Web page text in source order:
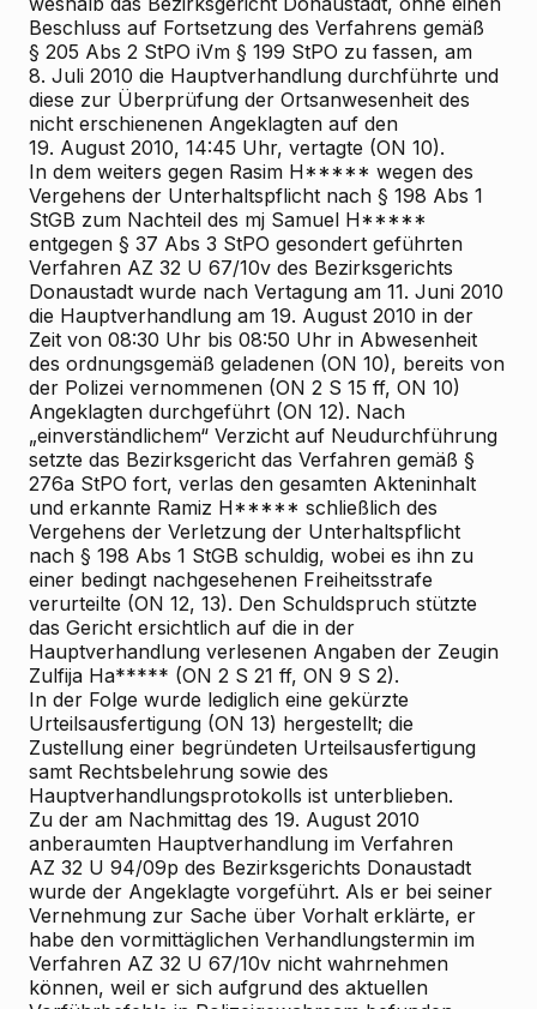
Beschluss auf Fortsetzung des Verfahrens gemäß
§ 205 Abs 2 StPO iVm § 199 StPO zu fassen, am
8. Juli 2010 die Hauptverhandlung durchführte und
diese zur Überprüfung der Ortsanwesenheit des
nicht erschienenen Angeklagten auf den
19. August 2010, 14:45 Uhr, vertagte (ON 10).
In dem weiters gegen Rasim H***** wegen des
Vergehens der Unterhaltspflicht nach § 198 Abs 1
StGB zum Nachteil des mj Samuel H*****
entgegen § 37 Abs 3 StPO gesondert geführten
Verfahren AZ 32 U 67/10v des Bezirksgerichts
Donaustadt wurde nach Vertagung am 11. Juni 2010
die Hauptverhandlung am 19. August 2010 in der
Zeit von 08:30 Uhr bis 08:50 Uhr in Abwesenheit
des ordnungsgemäß geladenen (ON 10), bereits von
der Polizei vernommenen (ON 2 S 15 ff, ON 10)
Angeklagten durchgeführt (ON 12). Nach
„einverständlichem“ Verzicht auf Neudurchführung
setzte das Bezirksgericht das Verfahren gemäß §
276a StPO fort, verlas den gesamten Akteninhalt
und erkannte Ramiz H***** schließlich des
Vergehens der Verletzung der Unterhaltspflicht
nach § 198 Abs 1 StGB schuldig, wobei es ihn zu
einer bedingt nachgesehenen Freiheitsstrafe
verurteilte (ON 12, 13). Den Schuldspruch stützte
das Gericht ersichtlich auf die in der
Hauptverhandlung verlesenen Angaben der Zeugin
Zulfija Ha***** (ON 2 S 21 ff, ON 9 S 2).
In der Folge wurde lediglich eine gekürzte
Urteilsausfertigung (ON 13) hergestellt; die
Zustellung einer begründeten Urteilsausfertigung
samt Rechtsbelehrung sowie des
Hauptverhandlungsprotokolls ist unterblieben.
Zu der am Nachmittag des 19. August 2010
anberaumten Hauptverhandlung im Verfahren
AZ 32 U 94/09p des Bezirksgerichts Donaustadt
wurde der Angeklagte vorgeführt. Als er bei seiner
Vernehmung zur Sache über Vorhalt erklärte, er
habe den vormittäglichen Verhandlungstermin im
Verfahren AZ 32 U 67/10v nicht wahrnehmen
können, weil er sich aufgrund des aktuellen